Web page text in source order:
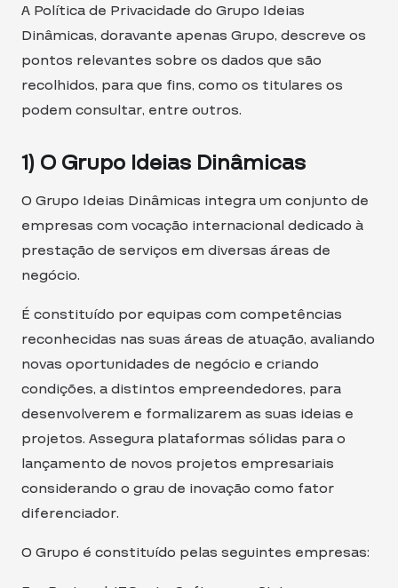
A Política de Privacidade do Grupo Ideias
Dinâmicas, doravante apenas Grupo, descreve os
pontos relevantes sobre os dados que são
recolhidos, para que fins, como os titulares os
podem consultar, entre outros.
1) O Grupo Ideias Dinâmicas
O Grupo Ideias Dinâmicas integra um conjunto de
empresas com vocação internacional dedicado à
prestação de serviços em diversas áreas de
negócio.
É constituído por equipas com competências
reconhecidas nas suas áreas de atuação, avaliando
novas oportunidades de negócio e criando
condições, a distintos empreendedores, para
desenvolverem e formalizarem as suas ideias e
projetos. Assegura plataformas sólidas para o
lançamento de novos projetos empresariais
considerando o grau de inovação como fator
diferenciador.
O Grupo é constituído pelas seguintes empresas: